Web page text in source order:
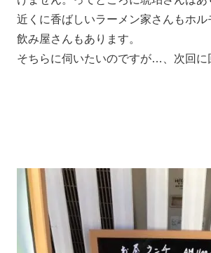
近くに香ばしいラーメン家さんもホ
飲み屋さんもあります。
そちらに伺いたいのですが…、次回に